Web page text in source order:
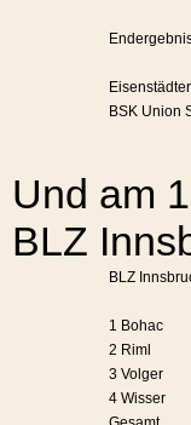
BSK Union
Und am
BLZ
BLZ
1 Bohac
2 Riml
3 Volger
4 Wisser